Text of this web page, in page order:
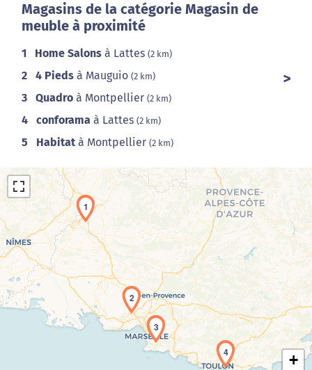
Magasins de la catégorie Magasin de
meuble à proximité
1 Home Salons à Lattes (2 km)
2 4 Pieds à Mauguio (2 km)
3 Quadro à Montpellier (2 km)
4 conforama à Lattes (2 km)
5 Habitat à Montpellier (2 km)
Chargement de la carte en cours...
1
2
3
4
+